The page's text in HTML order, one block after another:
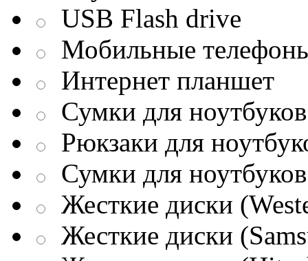
USB Flash drive
Мобильные
Интернет планшет
Сумки для
Рюкзаки для
Сумки для
Жесткие диски
Жесткие диски